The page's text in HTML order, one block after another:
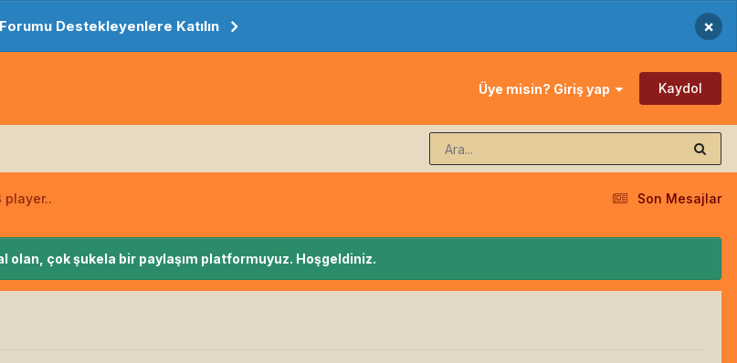
Forumu Destekleyenlere Katılın ×
Üye misin? Giriş yap Kaydol
Son Mesajlar
player..
olan, çok şukela bir paylaşım platformuyuz. Hoşgeldiniz.